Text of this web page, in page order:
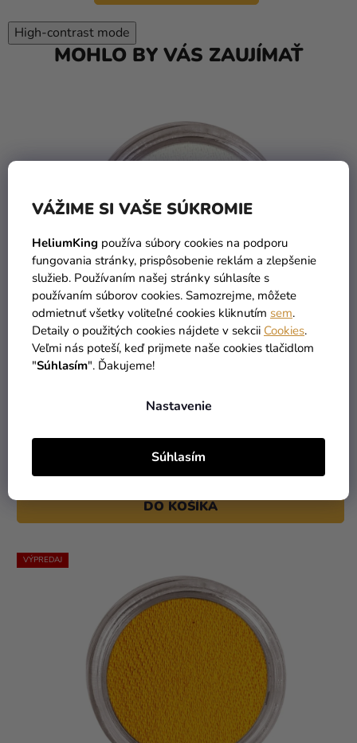
VÁŽIME SI VAŠE SÚKROMIE
HeliumKing používa súbory cookies na podporu
fungovania stránky, prispôsobenie reklám a zlepšenie
služieb. Používaním našej stránky súhlasíte s
používaním súborov cookies. Samozrejme, môžete
odmietnuť všetky voliteľné cookies kliknutím sem.
Detaily o použitých cookies nájdete v sekcii Cookies.
Veľmi nás poteší, keď prijmete naše cookies tlačidlom
"Súhlasím". Ďakujeme!
Nastavenie
Súhlasím
High-contrast mode
MOHLO BY VÁS ZAUJÍMAŤ
Farba na tvár biela 15g
6,19 €
DO KOŠÍKA
VÝPREDAJ